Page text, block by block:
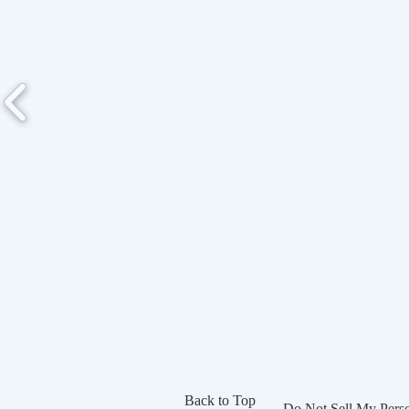
Back to Top